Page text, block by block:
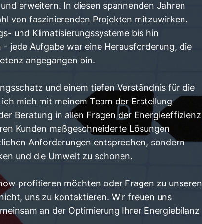
erweitern. In diesen spannenden Jahren
von faszinierenden Projekten mitzuwirken.
und Klimatisierungssysteme bis hin
jede Aufgabe war eine Herausforderung, die
angegangen bin.
und einem tiefen Verständnis für die
mich mit meinem Team der Erstellung
Beratung in allen Fragen der Energieeffizienz
Kunden maßgeschneiderte Lösungen
Anforderungen entsprechen, sondern
und die Umwelt zu schonen.
profitieren möchten oder Fragen zu unseren
uns zu kontaktieren. Wir freuen uns
an der Optimierung Ihrer Energiebilanz